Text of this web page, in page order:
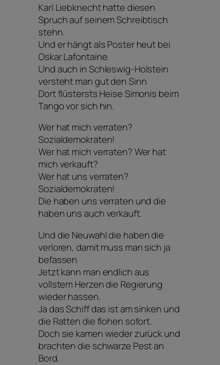
Karl Liebknecht hatte diesen
Spruch auf seinem Schreibtisch
stehn.
Und er hängt als Poster heut bei
Oskar Lafontaine.
Und auch in Schleswig-Holstein
versteht man gut den Sinn
Dort flüstersts Heise Simonis beim
Tango vor sich hin.
Wer hat mich verraten?
Sozialdemokraten!
Wer hat mich verraten? Wer hat
mich verkauft?
Wer hat uns verraten?
Sozialdemokraten!
Die haben uns verraten und die
haben uns auch verkauft.
Und die Neuwahl die haben die
verloren, damit muss man sich ja
befassen
Jetzt kann man endlich aus
vollstem Herzen die Regierung
wieder hassen.
Ja das Schiff das ist am sinken und
die Ratten die flohen sofort.
Doch sie kamen wieder zurück und
brachten die schwarze Pest an
Bord.